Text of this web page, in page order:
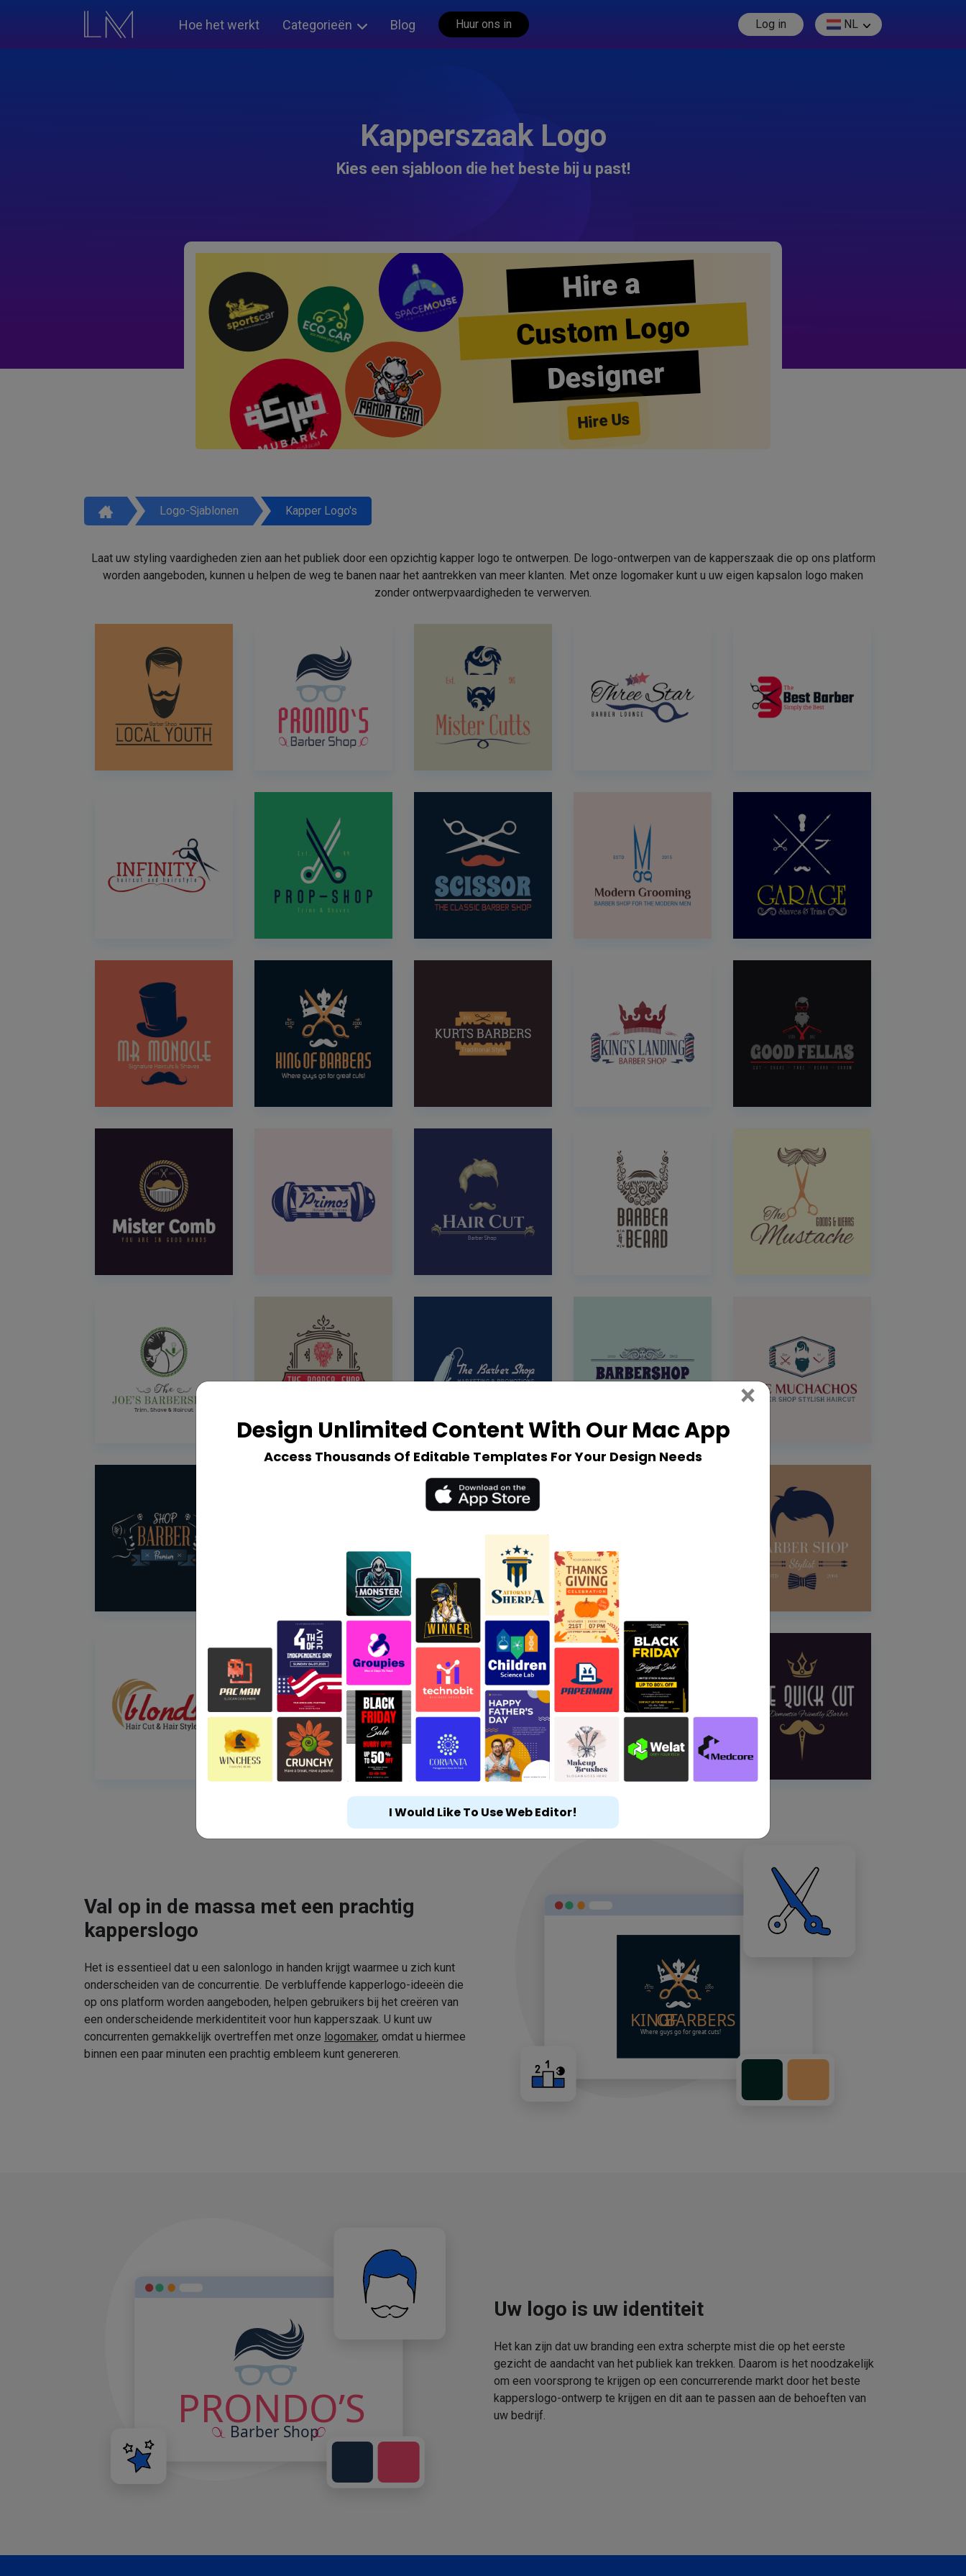
Hoe het werkt Categorieën Blog Huur ons in Log in NL
Kapperszaak Logo
Kies een sjabloon die het beste bij u past!
Hire a
Custom Logo
Designer
Hire Us
Logo-Sjablonen Kapper Logo's
Laat uw styling vaardigheden zien aan het publiek door een opzichtig kapper logo te ontwerpen. De logo-ontwerpen van de kapperszaak die op ons platform
worden aangeboden, kunnen u helpen de weg te banen naar het aantrekken van meer klanten. Met onze logomaker kunt u uw eigen kapsalon logo maken
zonder ontwerpvaardigheden te verwerven.
Val op in de massa met een prachtig
kapperslogo
Het is essentieel dat u een salonlogo in handen krijgt waarmee u zich kunt
onderscheiden van de concurrentie. De verbluffende kapperlogo-ideeën die
op ons platform worden aangeboden, helpen gebruikers bij het creëren van
een onderscheidende merkidentiteit voor hun kapperszaak. U kunt uw
concurrenten gemakkelijk overtreffen met onze logomaker, omdat u hiermee
binnen een paar minuten een prachtig embleem kunt genereren.
Uw logo is uw identiteit
Het kan zijn dat uw branding een extra scherpte mist die op het eerste
gezicht de aandacht van het publiek kan trekken. Daarom is het noodzakelijk
om een voorsprong te krijgen op een concurrerende markt door het beste
kapperslogo-ontwerp te krijgen en dit aan te passen aan de behoeften van
uw bedrijf.
Design Unlimited Content With Our Mac App
Access Thousands Of Editable Templates For Your Design Needs
× Close
I Would Like To Use Web Editor!